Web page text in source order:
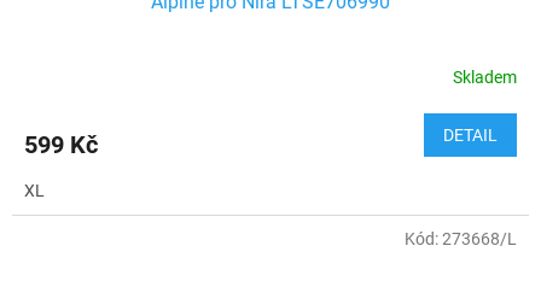
Skladem
599 Kč DETAIL
XL
Kód:273668/L